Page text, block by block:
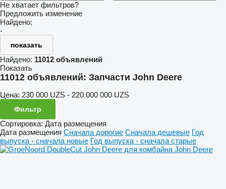
Не хватает фильтров?
Предложить изменение
Найдено:
-
показать
Найдено: 11012 объявлений
Показать
11012 объявлений: Запчасти John Deere
Цена: 230 000 UZS - 220 000 000 UZS
Фильтр
Сортировка: Дата размещения
Дата размещения Сначала дорогие Сначала дешевые Год
выпуска - сначала новые Год выпуска - сначала старые